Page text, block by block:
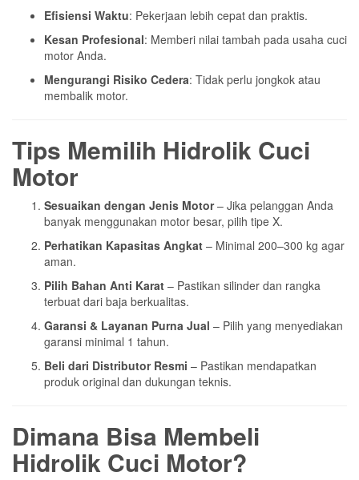
Efisiensi Waktu: Pekerjaan lebih cepat dan praktis.
Kesan Profesional: Memberi nilai tambah pada usaha cuci
motor Anda.
Mengurangi Risiko Cedera: Tidak perlu jongkok atau
membalik motor.
Tips Memilih Hidrolik Cuci
Motor
Sesuaikan dengan Jenis Motor– Jika pelanggan Anda
banyak menggunakan motor besar, pilih tipe X.
Perhatikan Kapasitas Angkat – Minimal 200–300 kg agar
aman.
Pilih Bahan Anti Karat – Pastikan silinder dan rangka
terbuat dari baja berkualitas.
Garansi & Layanan Purna Jual – Pilih yang menyediakan
garansi minimal 1 tahun.
Beli dari Distributor Resmi – Pastikan mendapatkan
produk original dan dukungan teknis.
Dimana Bisa Membeli
Hidrolik Cuci Motor?